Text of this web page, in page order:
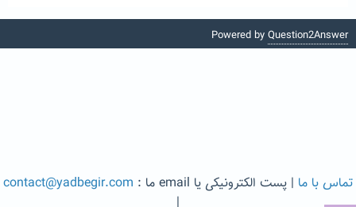
Powered by Question2Answer
تماس با ما | پست الکترونیکی یا email ما :
contact@yadbegir.com
|